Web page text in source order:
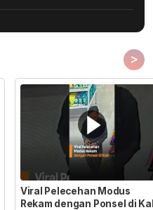
>
Viral Pelecehan Modus
Rekam dengan Ponsel di